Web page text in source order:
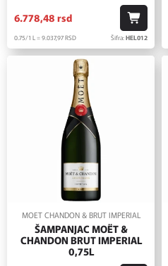
6.778,48 rsd
0.75/1 L = 9.037,97RSD Šifra:HEL012
MOET CHANDON & BRUT IMPERIAL
ŠAMPANJAC MOËT &
CHANDON BRUT IMPERIAL
0,75L